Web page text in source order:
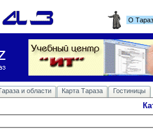
О
и области Карта Тараза Гостиницы